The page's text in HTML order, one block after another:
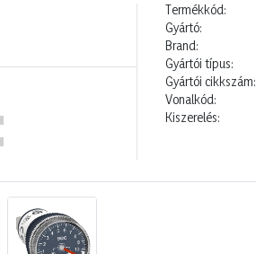
Termékkód:
Gyártó:
Brand:
Gyártói típus:
Gyártói cikkszám:
Vonalkód:
Kiszerelés: